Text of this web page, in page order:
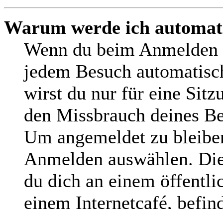
Warum werde ich
Wenn du beim
jedem Besuch
wirst du nur für eine
den Missbrauch deines
Um angemeldet zu
Anmelden auswählen.
du dich an einem
einem Internetcafé,